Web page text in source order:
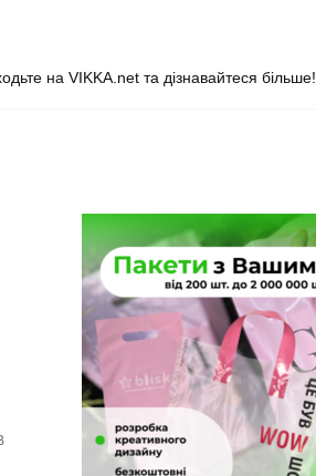
на VIKKA.net та дізнавайтеся більше!